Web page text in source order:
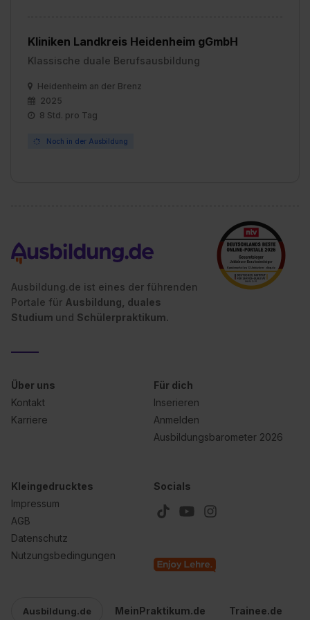
erlauben“. Die Einwilligung zur Platzierung von Cookies
der Kategorien „Präferenzen“, „Statistiken“ und „Social
Media und Marketing“ umfasst hierbei die Einwilligung
zur Übermittlung deiner Daten in die USA (Art. 49 Abs. 1
S. 1 lit. a) DS-GVO). Die USA verfügen über kein
angemessenes Datenschutzniveau (EuGH – Schrems
Kliniken Landkreis Heidenheim gGmbH
Klassische duale Berufsausbildung
Heidenheim an der Brenz
2025
8 Std. pro Tag
Noch in der Ausbildung
Ausbildung.de ist eines der führenden
Portale für Ausbildung, duales
Studium und Schülerpraktikum.
Über uns
Kontakt
Karriere
Für dich
Inserieren
Anmelden
Ausbildungsbarometer 2026
Kleingedrucktes
Impressum
AGB
Datenschutz
Nutzungsbedingungen
Socials
Ausbildung.de MeinPraktikum.de Trainee.de